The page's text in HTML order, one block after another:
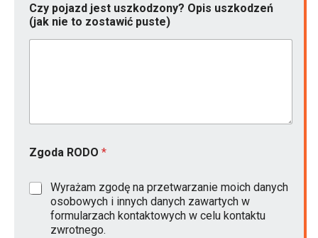
Czy pojazd jest uszkodzony? Opis uszkodzeń
(jak nie to zostawić puste)
Zgoda RODO *
Wyrażam zgodę na przetwarzanie moich danych
osobowych i innych danych zawartych w
formularzach kontaktowych w celu kontaktu
zwrotnego.